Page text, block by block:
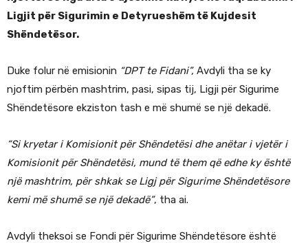
Ligjit për Sigurimin e Detyrueshëm të Kujdesit
Shëndetësor.
Duke folur në emisionin “DPT te Fidani”, Avdyli tha se ky
njoftim përbën mashtrim, pasi, sipas tij, Ligji për Sigurime
Shëndetësore ekziston tash e më shumë se një dekadë.
“Si kryetar i Komisionit për Shëndetësi dhe anëtar i vjetër i
Komisionit për Shëndetësi, mund të them që edhe ky është
një mashtrim, për shkak se Ligj për Sigurime Shëndetësore
kemi më shumë se një dekadë”, tha ai.
Avdyli theksoi se Fondi për Sigurime Shëndetësore është